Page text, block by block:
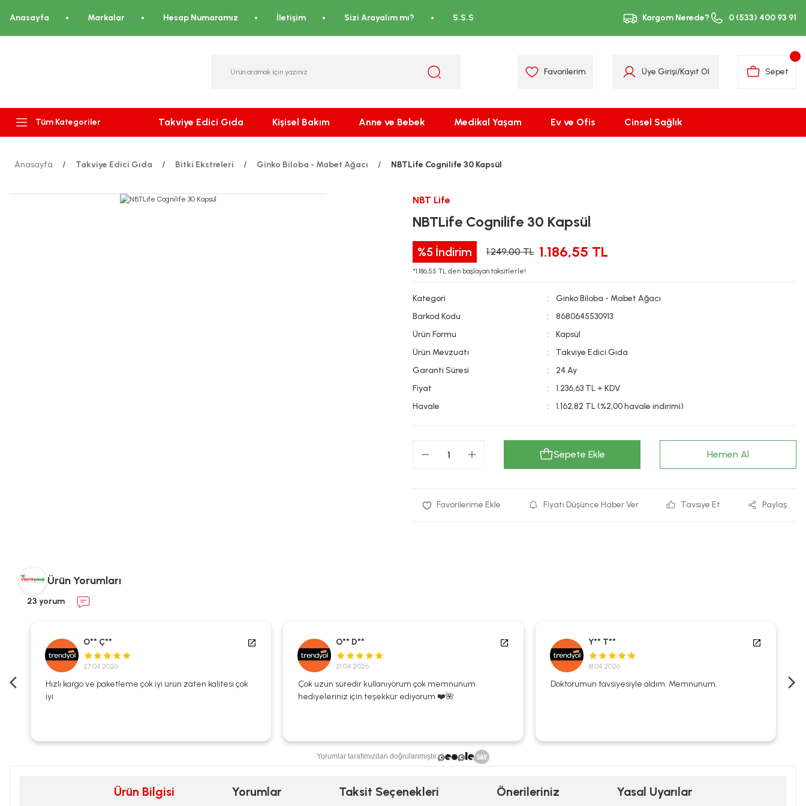
Anasayfa Markalar Hesap Numaramız İletişim Sizi Arayalım mı? S.S.S Kargom Nerede? 0 (533) 400 93 91
Favorilerim Üye Girişi/Kayıt Ol Sepet
Tüm Kategoriler Takviye Edici Gıda Kişisel Bakım Anne ve Bebek Medikal Yaşam Ev ve Ofis Cinsel Sağlık
Anasayfa Takviye Edici Gıda Bitki Ekstreleri Ginko Biloba - Mabet Ağacı NBTLife Cognilife 30 Kapsül
NBT Life
NBTLife Cognilife 30 Kapsül
%5 İndirim 1.249,00 TL 1.186,55 TL
*1.186,55 TL den başlayan taksitlerle!
Kategori
Ginko Biloba - Mabet Ağacı
Barkod Kodu
8680645530913
Ürün Formu
Kapsül
Ürün Mevzuatı
Takviye Edici Gıda
Garanti Süresi
24 Ay
Fiyat
1.236,63 TL + KDV
Havale
1.162,82 TL (%2,00 havale indirimi)
Sepete Ekle Hemen Al
Fiyatı Düşünce Haber Ver Tavsiye Et Paylaş
Ürün Yorumları
23 yorum
O** Ç**
27.04.2026
Hızlı kargo ve paketleme çok iyi ürün zaten kalitesi çok
iyi
O** D**
21.04.2026
Çok uzun süredir kullanıyorum çok memnunum
hediyeleriniz için teşekkür ediyorum ❤️🌺
Y** T**
18.04.2026
Doktorumun tavsiyesiyle aldım. Memnunum.
Yorumlar tarafımızdan doğrulanmıştır.
Ürün Bilgisi Yorumlar Taksit Seçenekleri Önerileriniz Yasal Uyarılar